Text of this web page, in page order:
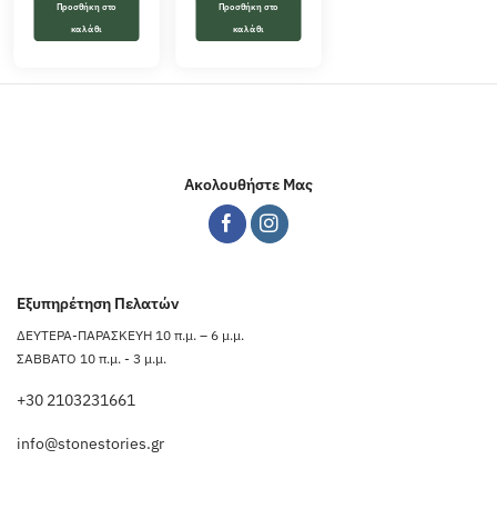
Προσθήκη στο
καλάθι
Προσθήκη στο
καλάθι
Ακολουθήστε Μας
Εξυπηρέτηση Πελατών
ΔΕΥΤΕΡΑ-ΠΑΡΑΣΚΕΥΗ 10 π.μ. – 6 μ.μ.
ΣΑΒΒΑΤΟ 10 π.μ. - 3 μ.μ.
+30 2103231661
info@stonestories.gr